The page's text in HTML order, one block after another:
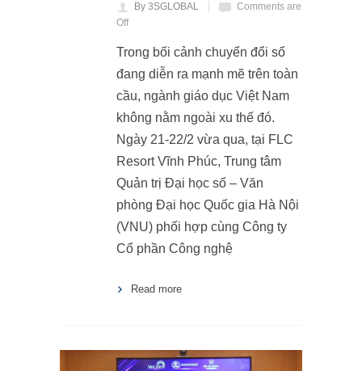
By 3SGLOBAL
Comments are
Off
Trong bối cảnh chuyển đổi số
đang diễn ra mạnh mẽ trên toàn
cầu, ngành giáo dục Việt Nam
không nằm ngoài xu thế đó.
Ngày 21-22/2 vừa qua, tại FLC
Resort Vĩnh Phúc, Trung tâm
Quản trị Đại học số – Văn
phòng Đại học Quốc gia Hà Nội
(VNU) phối hợp cùng Công ty
Cổ phần Công nghệ
Read more